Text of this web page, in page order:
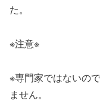
た。
※注意※
※専門家ではないの
ません。